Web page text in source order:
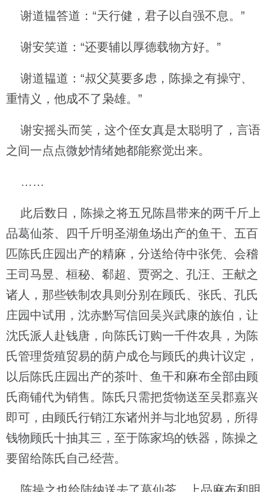
谢道韫答道：“天行健，君子以自强不息。”
谢安笑道：“还要辅以厚德载物方好。”
谢道韫道：“叔父莫要多虑，陈操之有操守、
重情义，他成不了枭雄。”
谢安摇头而笑，这个侄女真是太聪明了，言语
之间一点点微妙情绪她都能察觉出来。
……
此后数日，陈操之将五兄陈昌带来的两千斤上
品葛仙茶、四千斤明圣湖鱼场出产的鱼干、五百
匹陈氏庄园出产的精麻，分送给侍中张凭、会稽
王司马昱、桓秘、郗超、贾弼之、孔汪、王献之
诸人，那些铁制农具则分别在顾氏、张氏、孔氏
庄园中试用，沈赤黔写信回吴兴武康的族伯，让
沈氏派人赴钱唐，向陈氏订购一千件农具，为陈
氏管理货殖贸易的荫户成仓与顾氏的典计议定，
以后陈氏庄园出产的茶叶、鱼干和麻布全部由顾
氏商铺代为销售。陈氏只需把货物送至吴郡嘉兴
即可，由顾氏行销江东诸州并与北地贸易，所得
钱物顾氏十抽其三，至于陈家坞的铁器，陈操之
要留给陈氏自己经营。